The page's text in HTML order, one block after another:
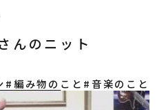
んのニット
#編み物のこと #音楽のこと